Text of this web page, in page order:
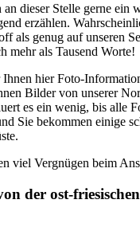
dieser Stelle gerne ein
erzählen.
als genug auf unseren
mehr als Tausend Worte!
hier Foto-
Bilder von unserer
es ein wenig, bis alle
Sie bekommen einige
viel Vergnügen beim
der ost-